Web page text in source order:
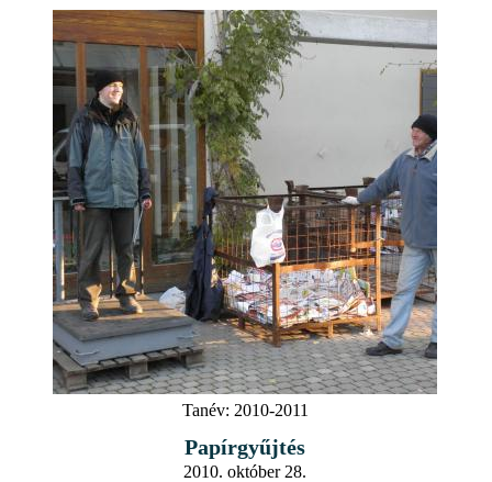
Tanév: 2010-2011
Papírgyűjtés
2010. október 28.